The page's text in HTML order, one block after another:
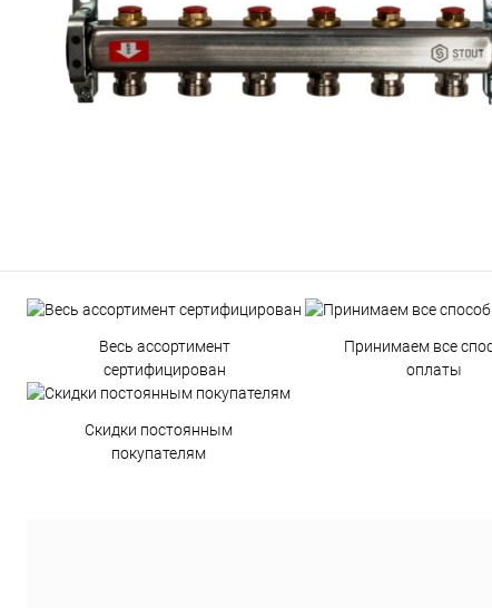
Весь ассортимент
сертифицирован
Принимаем все
оплаты
Скидки постоянным
покупателям